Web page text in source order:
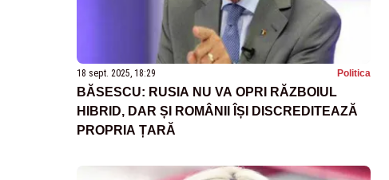
18 sept. 2025, 18:29 Politica
BĂSESCU: RUSIA NU VA OPRI RĂZBOIUL
HIBRID, DAR ȘI ROMÂNII ÎȘI DISCREDITEAZĂ
PROPRIA ȚARĂ